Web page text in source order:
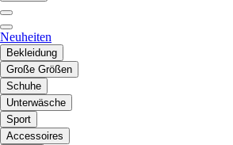
Neuheiten
Bekleidung
Große Größen
Schuhe
Unterwäsche
Sport
Accessoires